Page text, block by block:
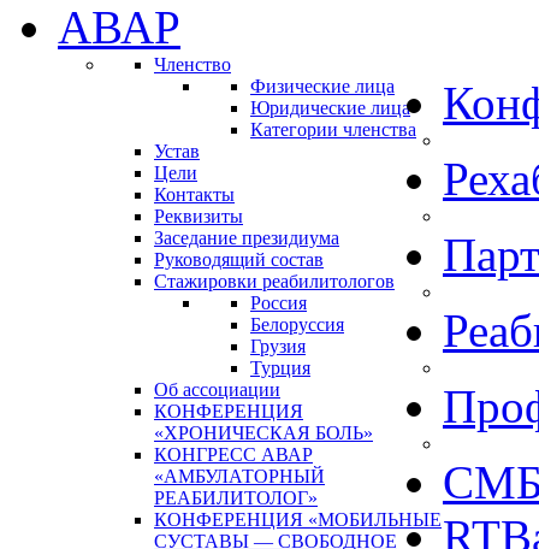
АВАР
Членство
Физические лица
Юридические лица
Категории членства
Устав
Цели
Контакты
Реквизиты
Заседание президиума
Руководящий состав
Стажировки реабилитологов
Россия
Белоруссия
Грузия
Турция
Об ассоциации
КОНФЕРЕНЦИЯ
«ХРОНИЧЕСКАЯ БОЛЬ»
КОНГРЕСС АВАР
«АМБУЛАТОРНЫЙ
РЕАБИЛИТОЛОГ»
КОНФЕРЕНЦИЯ «МОБИЛЬНЫЕ
СУСТАВЫ — СВОБОДНОЕ